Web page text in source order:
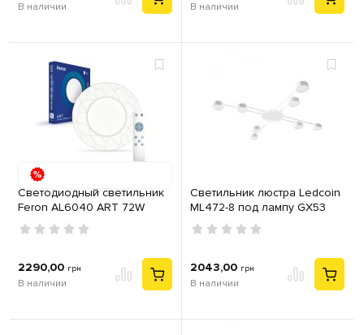
В наличии В наличии
Светодиодный светильник
Feron AL6040 ART 72W
2290,00 грн
В наличии
Светильник люстра Ledcoin
ML472-8 под лампу GX53
металл белый
2043,00 грн
В наличии